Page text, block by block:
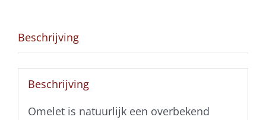
Beschrijving
Beschrijving
Omelet is natuurlijk een overbekend